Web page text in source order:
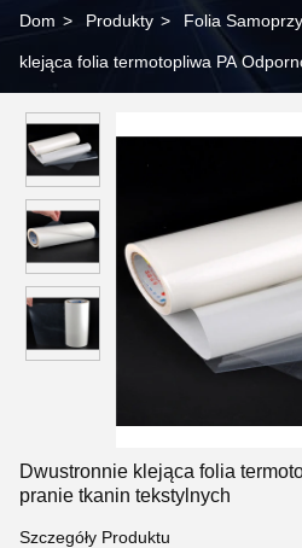
Dom > Produkty > Folia
klejąca folia termotopliwa PA
Dwustronnie klejąca folia
pranie tkanin tekstylnych
Szczegóły Produktu